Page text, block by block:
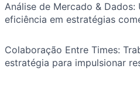
Análise de Mercado &
eficiência em estratégias
Colaboração Entre Times:
estratégia para impulsionar